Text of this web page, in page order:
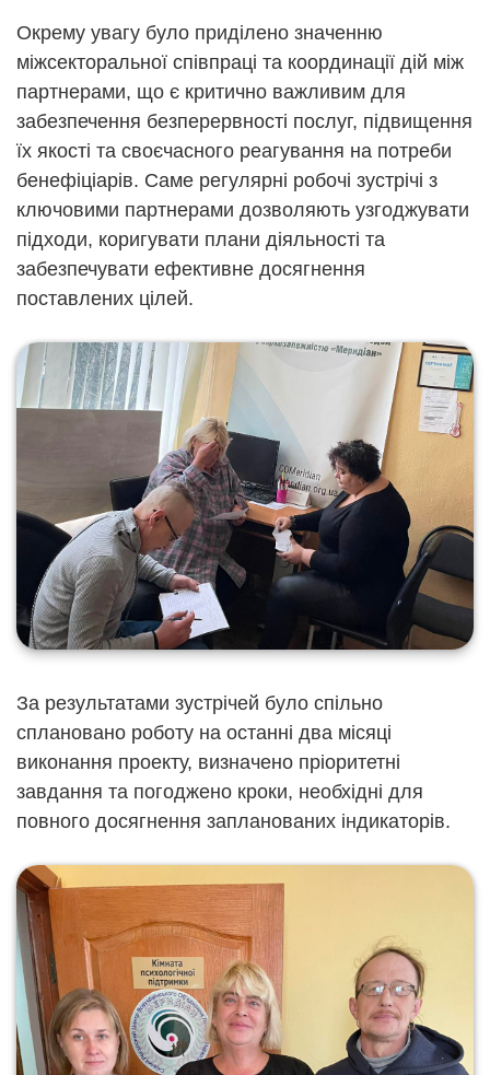
Окрему увагу було приділено значенню
міжсекторальної співпраці та координації дій між
партнерами, що є критично важливим для
забезпечення безперервності послуг, підвищення
їх якості та своєчасного реагування на потреби
бенефіціарів. Саме регулярні робочі зустрічі з
ключовими партнерами дозволяють узгоджувати
підходи, коригувати плани діяльності та
забезпечувати ефективне досягнення
поставлених цілей.
За результатами зустрічей було спільно
сплановано роботу на останні два місяці
виконання проекту, визначено пріоритетні
завдання та погоджено кроки, необхідні для
повного досягнення запланованих індикаторів.